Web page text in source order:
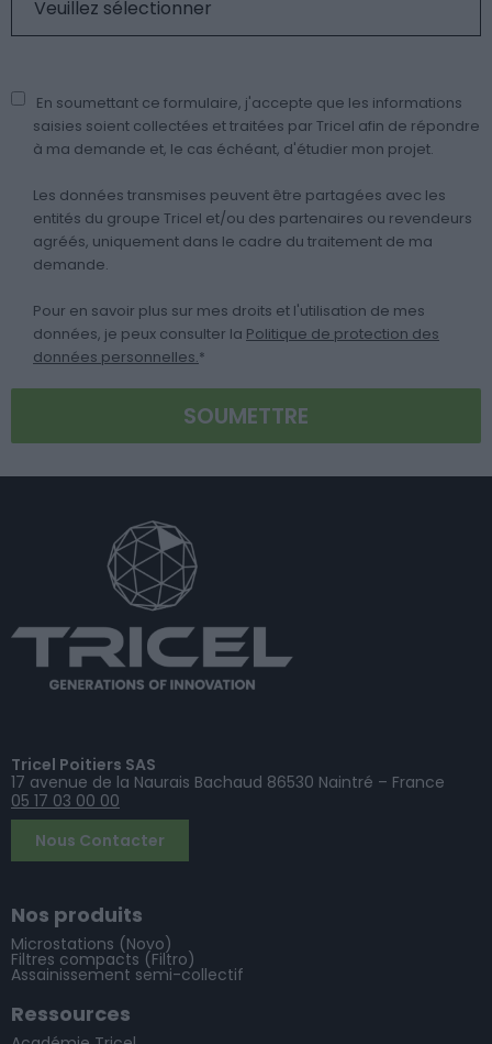
En soumettant ce formulaire, j'accepte que les informations
saisies soient collectées et traitées par Tricel afin de répondre
à ma demande et, le cas échéant, d'étudier mon projet.
Les données transmises peuvent être partagées avec les
entités du groupe Tricel et/ou des partenaires ou revendeurs
agréés, uniquement dans le cadre du traitement de ma
demande.
Pour en savoir plus sur mes droits et l'utilisation de mes
données, je peux consulter la Politique de protection des
données personnelles.*
Tricel Poitiers SAS
17 avenue de la Naurais Bachaud 86530 Naintré – France
05 17 03 00 00
Nous Contacter
Nos produits
Microstations (Novo)
Filtres compacts (Filtro)
Assainissement semi-collectif
Ressources